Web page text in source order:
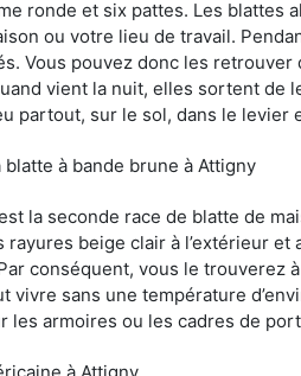
ronde et six pattes. Les
ou votre lieu de travail.
Vous pouvez donc les
vient la nuit, elles sortent de
partout, sur le sol, dans le levier
à bande brune à Attigny
la seconde race de blatte de
rayures beige clair à l’extérieur
conséquent, vous le
vivre sans une température
les armoires ou les cadres de